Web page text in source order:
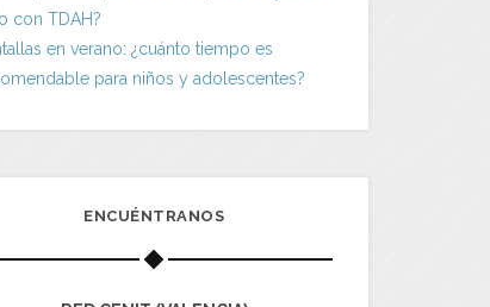
con TDAH?
en verano: ¿cuánto tiempo es
para niños y adolescentes?
ENCUÉNTRANOS